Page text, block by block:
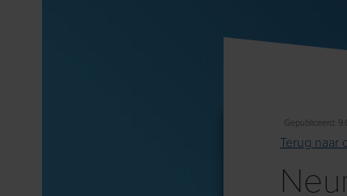
Gepubliceerd:
Terug naar